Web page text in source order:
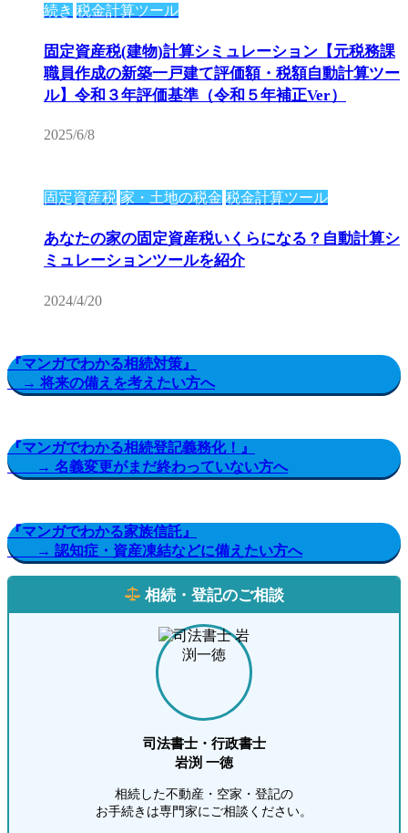
続き 税金計算ツール
固定資産税(建物)計算シミュレーション【元税務課
職員作成の新築一戸建て評価額・税額自動計算ツー
ル】令和３年評価基準（令和５年補正Ver）
2025/6/8
固定資産税 家・土地の税金 税金計算ツール
あなたの家の固定資産税いくらになる？自動計算シ
ミュレーションツールを紹介
2024/4/20
『マンガでわかる相続対策』
→ 将来の備えを考えたい方へ
『マンガでわかる相続登記義務化！』
→ 名義変更がまだ終わっていない方へ
『マンガでわかる家族信託』
→ 認知症・資産凍結などに備えたい方へ
相続・登記のご相談
司法書士・行政書士
岩渕 一徳
相続した不動産・空家・登記の
お手続きは専門家にご相談ください。